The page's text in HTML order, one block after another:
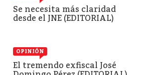
Se necesita más claridad
desde el JNE (EDITORIAL)
OPINIÓN
El tremendo exfiscal José